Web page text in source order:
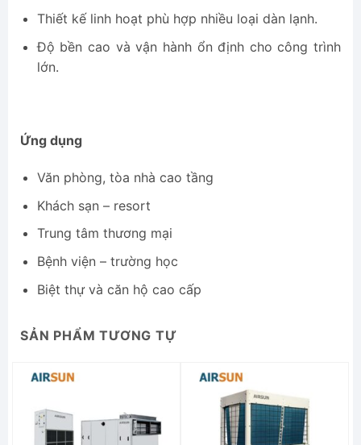
Thiết kế linh hoạt phù hợp nhiều loại dàn lạnh.
Độ bền cao và vận hành ổn định cho công trình
lớn.
Ứng dụng
Văn phòng, tòa nhà cao tầng
Khách sạn – resort
Trung tâm thương mại
Bệnh viện – trường học
Biệt thự và căn hộ cao cấp
SẢN PHẨM TƯƠNG TỰ